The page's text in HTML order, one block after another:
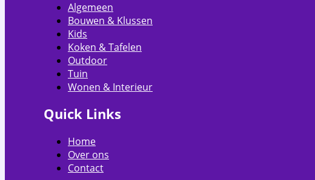
Algemeen
Bouwen & Klussen
Kids
Koken & Tafelen
Outdoor
Tuin
Wonen & Interieur
Quick Links
Home
Over ons
Contact